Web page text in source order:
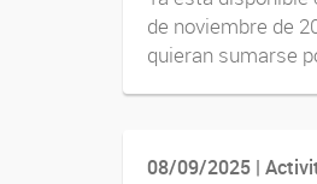
de noviembre de
quieran sumarse
08/09/2025 |